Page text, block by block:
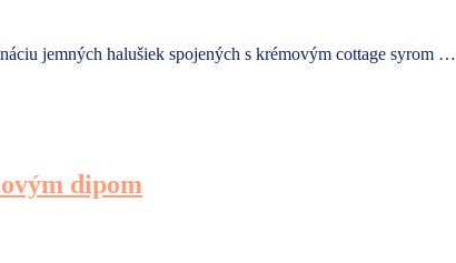
jemných halušiek spojených s krémovým cottage syrom …
dipom